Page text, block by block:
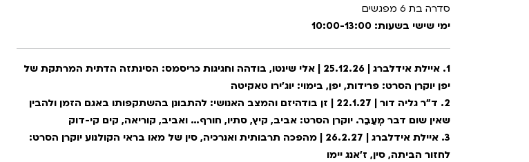
סדרה בת 6 מפגשים
ימי שישי בשעות: 10:00-13:00
1. איילת אידלברג | 25.12.26 | אלי שינטו, בודהה וחגיגות כריסמס: הסינתזה הדתית המרתקת של
יפן יוקרן הסרט: פרידות, יפן, בימוי: יוג'ירו טאקיטה
2. ד"ר גליה דור | 22.1.27 | זן בודהיזם והמצב האנושי: להתבונן בהשתקפותו באגם הזמן ולהבין
שאין שום דבר מְעֵבֵר. יוקרן הסרט: אביב, קיץ, סתיו, חורף… ואביב, קוריאה, קים קי-דוק
3. איילת אידלברג | 26.2.27 | מהפכה תרבותית ואנרכיה, סין של מאו בראי הקולנוע יוקרן הסרט:
לחזור הביתה, סין, ז׳אנג יימו